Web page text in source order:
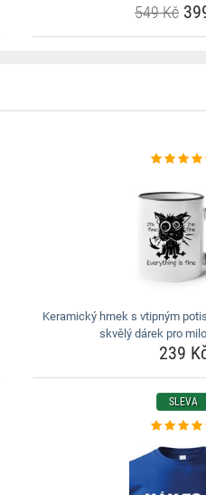
549 Kč
Keramický hrnek s vtipným
skvělý dárek pro
239
SLEVA